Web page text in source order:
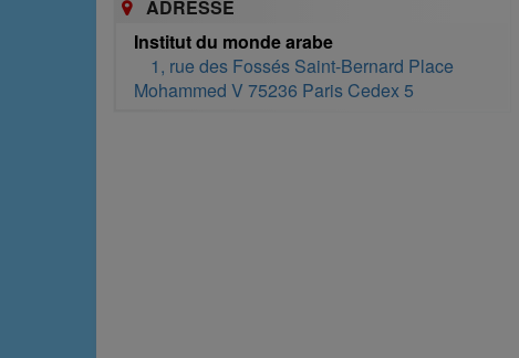
ADRESSE
Institut du monde arabe
1, rue des Fossés Saint-Bernard Place
Mohammed V 75236 Paris Cedex 5